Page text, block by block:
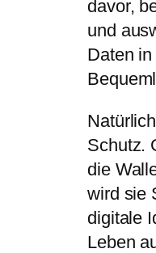
davor,
und
Daten
Schutz.
die
wird sie
digitale
Leben